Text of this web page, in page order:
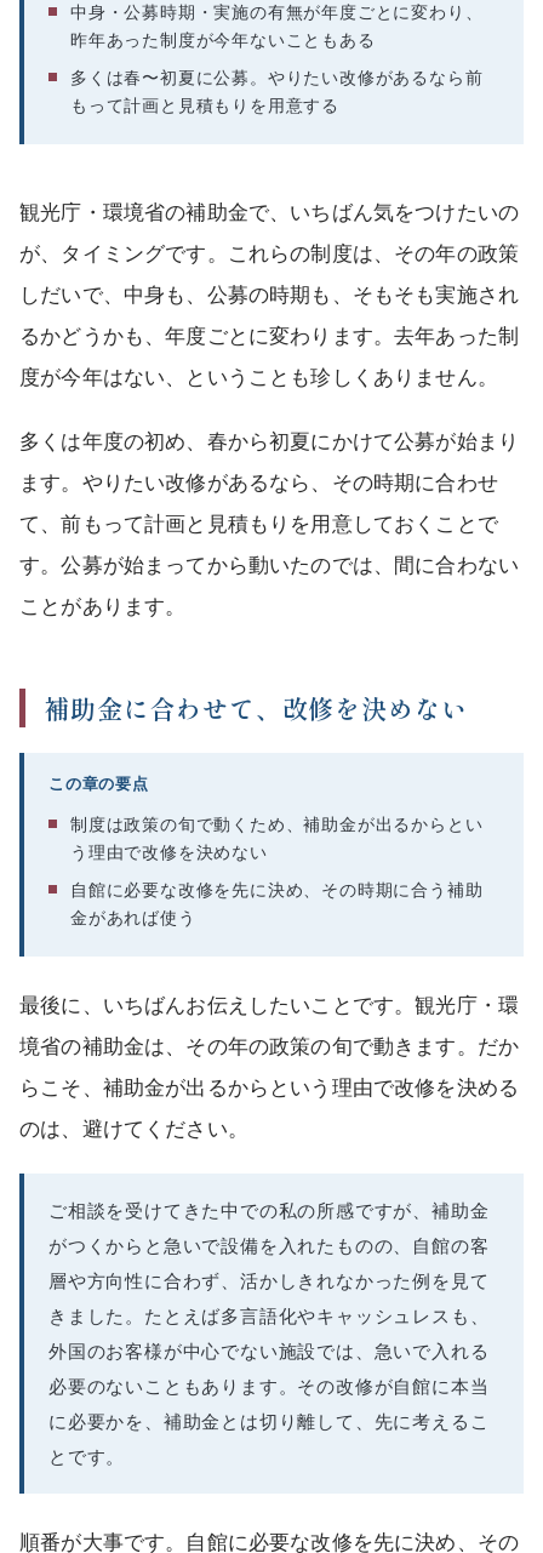
中身・公募時期・実施の有無が年度ごとに変わり、
昨年あった制度が今年ないこともある
多くは春〜初夏に公募。やりたい改修があるなら前
もって計画と見積もりを用意する
観光庁・環境省の補助金で、いちばん気をつけたいの
が、タイミングです。これらの制度は、その年の政策
しだいで、中身も、公募の時期も、そもそも実施され
るかどうかも、年度ごとに変わります。去年あった制
度が今年はない、ということも珍しくありません。
多くは年度の初め、春から初夏にかけて公募が始まり
ます。やりたい改修があるなら、その時期に合わせ
て、前もって計画と見積もりを用意しておくことで
す。公募が始まってから動いたのでは、間に合わない
ことがあります。
補助金に合わせて、改修を決めない
この章の要点
制度は政策の旬で動くため、補助金が出るからとい
う理由で改修を決めない
自館に必要な改修を先に決め、その時期に合う補助
金があれば使う
最後に、いちばんお伝えしたいことです。観光庁・環
境省の補助金は、その年の政策の旬で動きます。だか
らこそ、補助金が出るからという理由で改修を決める
のは、避けてください。
ご相談を受けてきた中での私の所感ですが、補助金
がつくからと急いで設備を入れたものの、自館の客
層や方向性に合わず、活かしきれなかった例を見て
きました。たとえば多言語化やキャッシュレスも、
外国のお客様が中心でない施設では、急いで入れる
必要のないこともあります。その改修が自館に本当
に必要かを、補助金とは切り離して、先に考えるこ
とです。
順番が大事です。自館に必要な改修を先に決め、その